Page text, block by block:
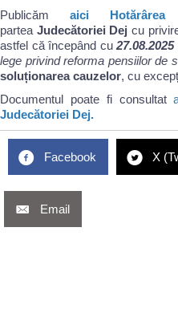
Publicăm aici Hotărârea
partea Judecătoriei Dej cu
astfel că începând cu27.08.2025
lege privind reforma pensiilor de
soluționarea cauzelor, cu
Documentul poate fi consultat
Judecătoriei Dej.
Facebook X
Email